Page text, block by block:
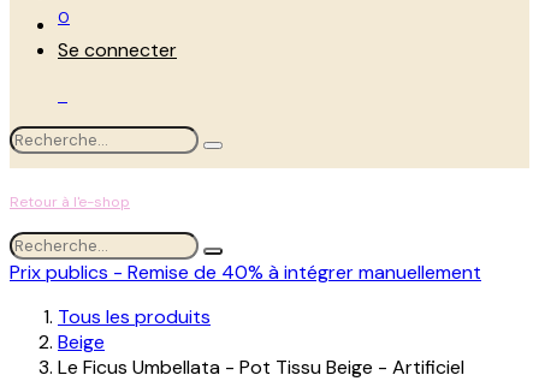
0
Se connecter
Retour à l'e-shop
Prix publics - Remise de 40% à intégrer manuellement
Tous les produits
Beige
Le Ficus Umbellata - Pot Tissu Beige - Artificiel